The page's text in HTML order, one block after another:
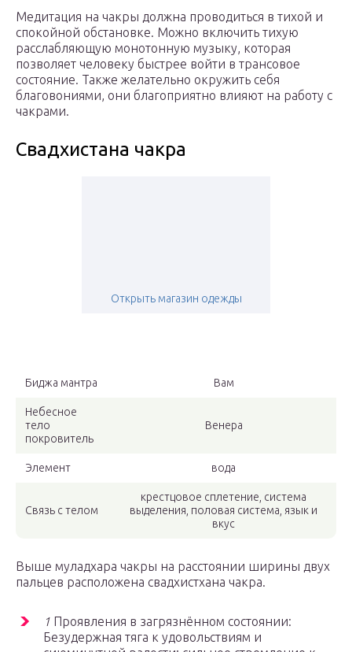
Медитация на чакры должна проводиться в тихой и
спокойной обстановке. Можно включить тихую
расслабляющую монотонную музыку, которая
позволяет человеку быстрее войти в трансовое
состояние. Также желательно окружить себя
благовониями, они благоприятно влияют на работу с
чакрами.
Свадхистана чакра
Открыть магазин одежды
Биджа мантра Вам
Небесное
тело
покровитель
Венера
Элемент вода
Связь с телом
крестцовое сплетение, система
выделения, половая система, язык и
вкус
Выше муладхара чакры на расстоянии ширины двух
пальцев расположена свадхистхана чакра.
1 Проявления в загрязнённом состоянии:
Безудержная тяга к удовольствиям и